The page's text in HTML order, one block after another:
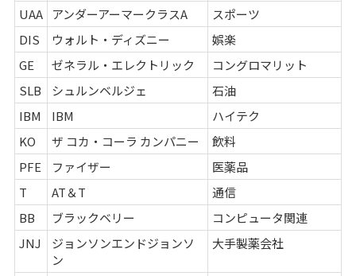
UAA アンダーアーマークラスA
スポーツ
DIS
ウォルト・ディズニー
娯楽
GE
ゼネラル・エレクトリック
コングロマリット
SLB
シュルンベルジェ
石油
IBM
IBM
ハイテク
KO
ザ コカ・コーラ カンパニー
飲料
PFE
ファイザー
医薬品
T
AT＆T
通信
BB
ブラックベリー
コンピュータ関連
JNJ
ジョンソンエンドジョンソ
ン
大手製薬会社